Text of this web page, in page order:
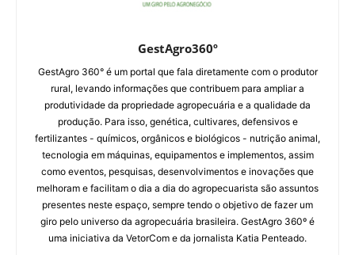
GestAgro360º
GestAgro 360° é um portal que fala diretamente com o produtor
rural, levando informações que contribuem para ampliar a
produtividade da propriedade agropecuária e a qualidade da
produção. Para isso, genética, cultivares, defensivos e
fertilizantes - químicos, orgânicos e biológicos - nutrição animal,
tecnologia em máquinas, equipamentos e implementos, assim
como eventos, pesquisas, desenvolvimentos e inovações que
melhoram e facilitam o dia a dia do agropecuarista são assuntos
presentes neste espaço, sempre tendo o objetivo de fazer um
giro pelo universo da agropecuária brasileira. GestAgro 360º é
uma iniciativa da VetorCom e da jornalista Katia Penteado.